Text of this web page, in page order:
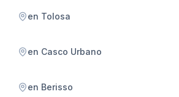
en Tolosa
en Casco Urbano
en Berisso